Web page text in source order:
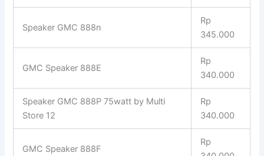
Speaker GMC 888n
Rp
345.000
GMC Speaker 888E
Rp
340.000
Speaker GMC 888P 75watt by Multi
Store 12
Rp
340.000
GMC Speaker 888F
Rp